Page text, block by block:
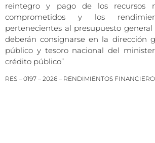
reintegro y pago de los recursos
comprometidos y los
pertenecientes al presupuesto
deberán consignarse en la dirección
público y tesoro nacional del
crédito público”
RES – 0197 – 2026 – RENDIMIENTOS